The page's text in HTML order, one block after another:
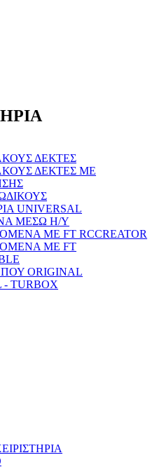
ΔΕΚΤΕΣ
ΔΕΚΤΕΣ ΜΕ
UNIVERSAL
ΜΕΣΩ H/Y
ΜΕ FT RCCREATOR
ΜΕ FT
ORIGINAL
- TURBOX